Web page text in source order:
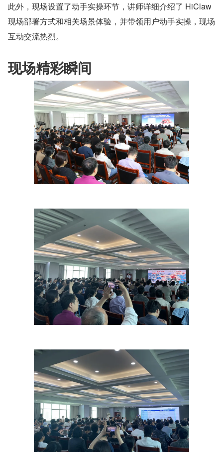
此外，现场设置了动手实操环节，讲师详细介绍了 HiClaw
现场部署方式和相关场景体验，并带领用户动手实操，现场
互动交流热烈。
现场精彩瞬间